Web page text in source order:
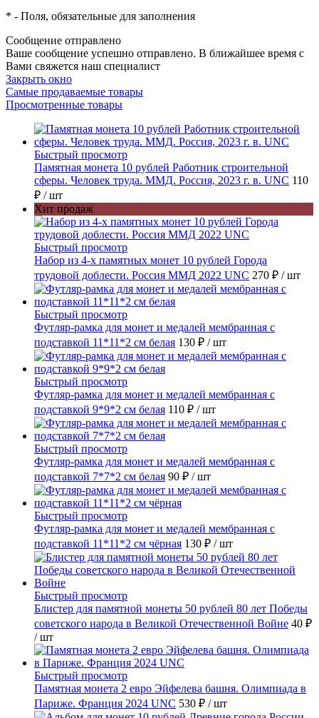
* - Поля, обязательные для заполнения
Сообщение отправлено
Ваше сообщение успешно отправлено. В ближайшее время с
Вами свяжется наш специалист
Закрыть окно
Самые продаваемые товары
Просмотренные товары
Быстрый просмотр
Памятная монета 10 рублей Работник строительной
сферы. Человек труда. ММД. Россия, 2023 г. в. UNC 110
₽ / шт
Хит продаж
Быстрый просмотр
Набор из 4-х памятных монет 10 рублей Города
трудовой доблести. Россия ММД 2022 UNC 270 ₽ / шт
Быстрый просмотр
Футляр-рамка для монет и медалей мембранная с
подставкой 11*11*2 см белая 130 ₽ / шт
Быстрый просмотр
Футляр-рамка для монет и медалей мембранная с
подставкой 9*9*2 см белая 110 ₽ / шт
Быстрый просмотр
Футляр-рамка для монет и медалей мембранная с
подставкой 7*7*2 см белая 90 ₽ / шт
Быстрый просмотр
Футляр-рамка для монет и медалей мембранная с
подставкой 11*11*2 см чёрная 130 ₽ / шт
Быстрый просмотр
Блистер для памятной монеты 50 рублей 80 лет Победы
советского народа в Великой Отечественной Войне 40 ₽
/ шт
Быстрый просмотр
Памятная монета 2 евро Эйфелева башня. Олимпиада в
Париже. Франция 2024 UNC 530 ₽ / шт